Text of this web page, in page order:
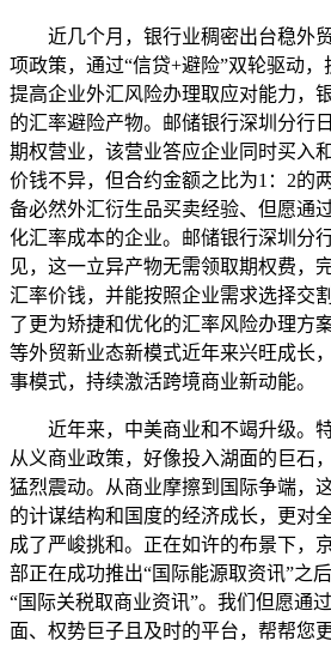
近几个月，银行业稠密出台稳外
项政策，通过“信贷+避险”双轮驱动
提高企业外汇风险办理取应对能力，
的汇率避险产物。邮储银行深圳分行
期权营业，该营业答应企业同时买入
价钱不异，但合约金额之比为1：2的
备必然外汇衍生品买卖经验、但愿通
化汇率成本的企业。邮储银行深圳分
见，这一立异产物无需领取期权费，
汇率价钱，并能按照企业需求选择交
了更为矫捷和优化的汇率风险办理方
等外贸新业态新模式近年来兴旺成长
事模式，持续激活跨境商业新动能。
近年来，中美商业和不竭升级。特
从义商业政策，好像投入湖面的巨石
猛烈震动。从商业摩擦到国际争端，
的计谋结构和国度的经济成长，更对
成了严峻挑和。正在如许的布景下，
部正在成功推出“国际能源取资讯”之
“国际关税取商业资讯”。我们但愿通
面、权势巨子且及时的平台，帮帮您